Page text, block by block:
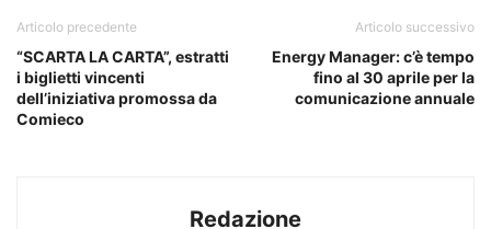
Articolo precedente
“SCARTA LA CARTA”, estratti
i biglietti vincenti
dell’iniziativa promossa da
Comieco
Articolo successivo
Energy Manager: c’è tempo
fino al 30 aprile per la
comunicazione annuale
Redazione